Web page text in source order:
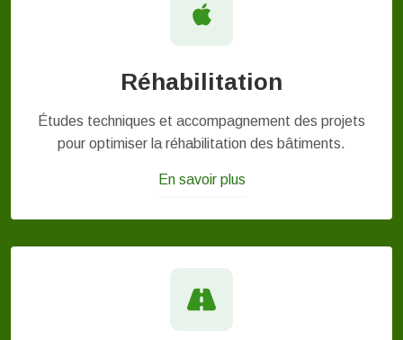
Réhabilitation
Études techniques et accompagnement des projets
pour optimiser la réhabilitation des bâtiments.
En savoir plus